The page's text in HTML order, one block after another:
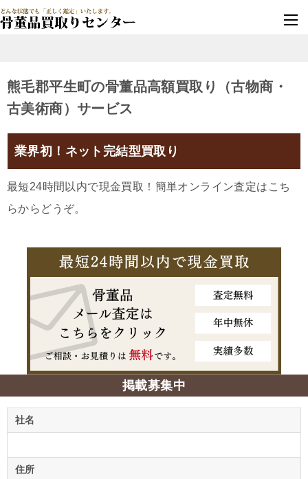
熊毛郡平生町の骨董品高額買取り（古物商・
古美術商）サービス
業界初！ネット完結型買取り
最短24時間以内で現金買取！簡単オンライン査定はこち
らからどうぞ。
掲載募集中
社名
住所